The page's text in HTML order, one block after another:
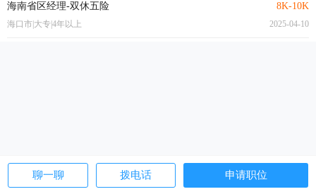
聊一聊 拨电话 申请职位
海南省区经理-双休五险 8K-10K
海口市|大专|4年以上 2025-04-10